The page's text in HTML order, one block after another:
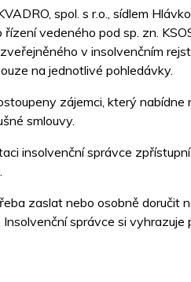
spol. s r.o., sídlem
řízení vedeného pod sp. zn.
v insolvenčním
na jednotlivé pohledávky.
zájemci, který
smlouvy.
insolvenční správce
zaslat nebo osobně doručit
správce si